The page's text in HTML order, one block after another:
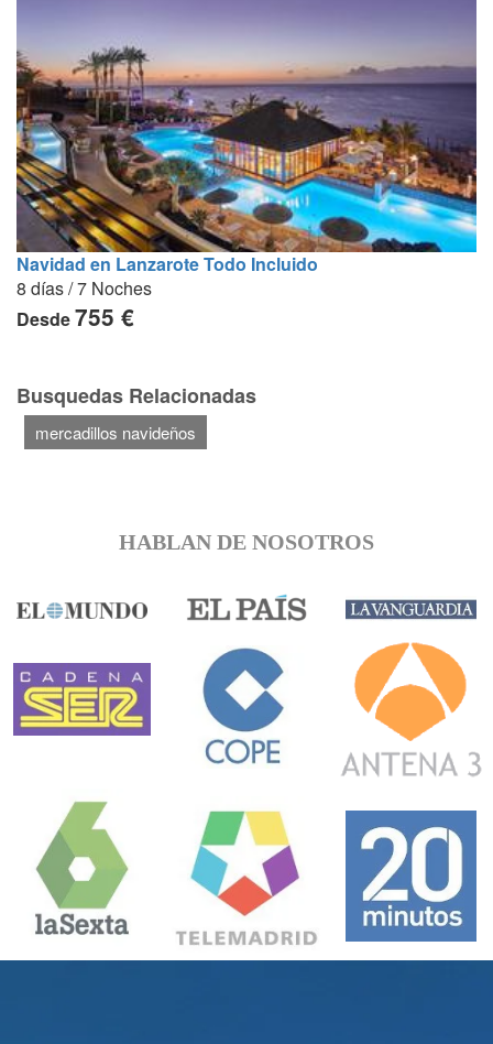
Navidad en Lanzarote Todo Incluido
8 días / 7 Noches
Desde755 €
Busquedas Relacionadas
mercadillos navideños
HABLAN DE NOSOTROS